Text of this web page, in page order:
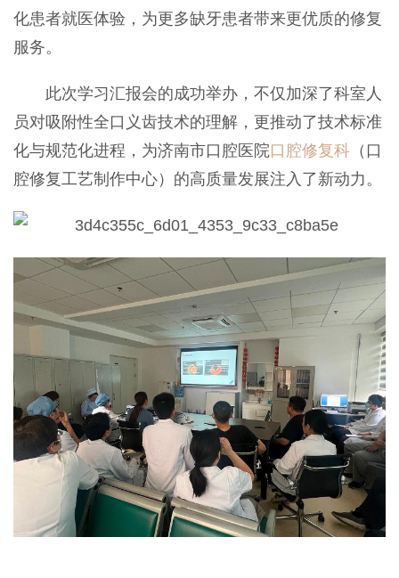
化患者就医体验，为更多缺牙患者带来更优质的修复
服务。
此次学习汇报会的成功举办，不仅加深了科室人
员对吸附性全口义齿技术的理解，更推动了技术标准
化与规范化进程，为济南市口腔医院口腔修复科 （口
腔修复工艺制作中心）的高质量发展注入了新动力。